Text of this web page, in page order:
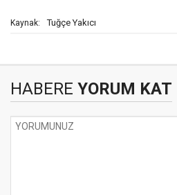
Kaynak: Tuğçe Yakıcı
HABERE YORUM KAT